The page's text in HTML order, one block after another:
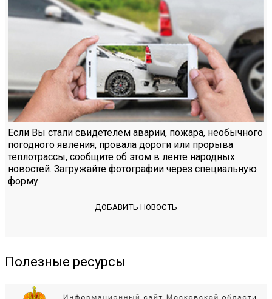
Если Вы стали свидетелем аварии, пожара, необычного
погодного явления, провала дороги или прорыва
теплотрассы, сообщите об этом в ленте народных
новостей. Загружайте фотографии через специальную
форму.
ДОБАВИТЬ НОВОСТЬ
Полезные ресурсы